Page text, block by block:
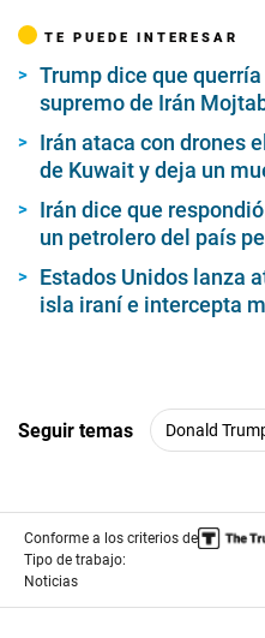
TE PUEDE INTERESAR
Trump dice que
supremo de Irán
Irán ataca con drones
de Kuwait y deja un
Irán dice que
un petrolero del país
Estados Unidos lanza
isla iraní e intercepta
Seguir temas Donald
Conforme a los criterios de
Tipo de trabajo:
Noticias